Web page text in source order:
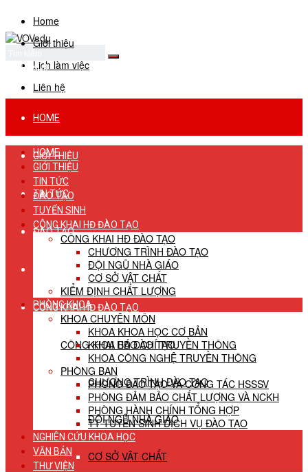
Home
Giới thiệu
Lịch làm việc
Liên hệ
No Result
View All Result
HOME
GIỚI THIỆU
TIN TỨC
ĐÀO TẠO
TUYỂN SINH
CÔNG KHAI HĐ ĐÀO TẠO
CÔNG KHAI HĐ ĐÀO TẠO
CHƯƠNG TRÌNH ĐÀO TẠO
ĐỘI NGŨ NHÀ GIÁO
CƠ SỞ VẬT CHẤT
HOME
GIỚI THIỆU
TIN TỨC
ĐÀO TẠO
TUYỂN SINH
CÔNG KHAI HĐ ĐÀO TẠO
CÔNG KHAI HĐ ĐÀO TẠO
CHƯƠNG TRÌNH ĐÀO TẠO
ĐỘI NGŨ NHÀ GIÁO
CƠ SỞ VẬT CHẤT
KIỂM ĐỊNH CHẤT LƯỢNG
PHÒNG KHOA
KHOA CHUYÊN MÔN
KHOA KHOA HỌC CƠ BẢN
KHOA BÁO CHÍ TRUYỀN THÔNG
KHOA CÔNG NGHỆ TRUYỀN THÔNG
PHÒNG BAN
PHÒNG ĐÀO TẠO VÀ CÔNG TÁC HSSSV
PHÒNG ĐẢM BẢO CHẤT LƯỢNG VÀ NCKH
PHÒNG HÀNH CHÍNH TỔNG HỢP
TT TUYỂN SINH DỊCH VỤ ĐÀO TẠO
NGHIÊN CỨU KHOA HỌC
VĂN BẢN
THƯ VIỆN